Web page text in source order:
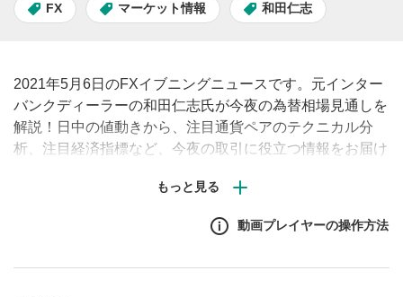
FX マーケット情報 和田仁志
2021年5月6日のFXイブニングニュースです。元インター
バンクディーラーの和田仁志氏が今夜の為替相場見通しを
解説！日中の値動きから、注目通貨ペアのテクニカル分
析、注目経済指標など、今夜の取引に役立つ情報をお届け
動画内で表示されるチャートや経済指標の画面はMATSUI
動画プレイヤーの操作方法